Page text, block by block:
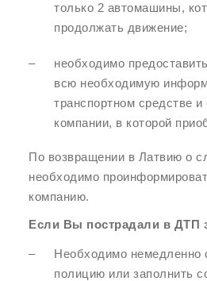
только 2 автомашины,
продолжать движение;
необходимо
всю необходимую
транспортном средстве и
компании, в которой
По возвращении в Латвию о
необходимо
компанию.
Если Вы пострадали в ДТП
Необходимо
полицию или заполнить